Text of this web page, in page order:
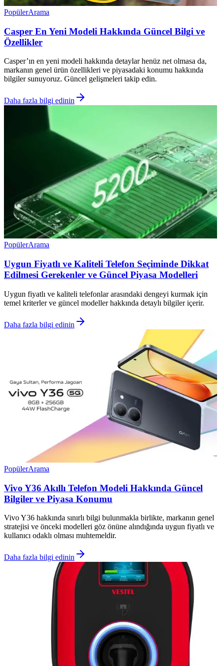
PopülerArama
Casper En Yeni Modeli Hakkında Güncel Bilgi ve
Özellikler
Casper’ın en yeni modeli hakkında detaylar henüz net olmasa da,
markanın genel ürün özellikleri ve piyasadaki konumu hakkında
bilgiler sunuyoruz. Güncel gelişmeleri takip edin.
Daha fazla bilgi edinin
PopülerArama
Uygun Fiyatlı ve Kaliteli Telefon Seçiminde Dikkat
Edilmesi Gerekenler ve Güncel Piyasa Modelleri
Uygun fiyatlı ve kaliteli telefonlar arasındaki dengeyi kurmak için
temel kriterler ve güncel modeller hakkında detaylı bilgiler içerir.
Daha fazla bilgi edinin
PopülerArama
Vivo Y36 Akıllı Telefon Modeli Hakkında Güncel
Bilgiler ve Piyasa Konumu
Vivo Y36 hakkında sınırlı bilgi bulunmakla birlikte, markanın genel
stratejisi ve önceki modelleri göz önüne alındığında uygun fiyatlı ve
kullanıcı odaklı olması muhtemeldir.
Daha fazla bilgi edinin